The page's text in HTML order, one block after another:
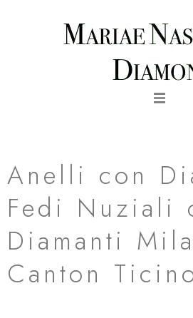
Anelli con
Fedi Nuziali
Diamanti
Canton